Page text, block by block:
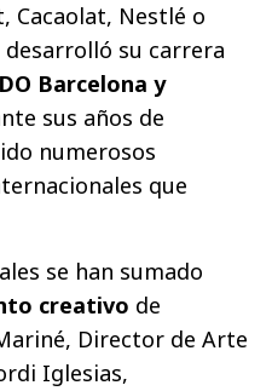
Cacaolat, Nestlé o
su carrera
Barcelona y
sus años de
numerosos
que
se han sumado
creativo de
Director de Arte
Iglesias,